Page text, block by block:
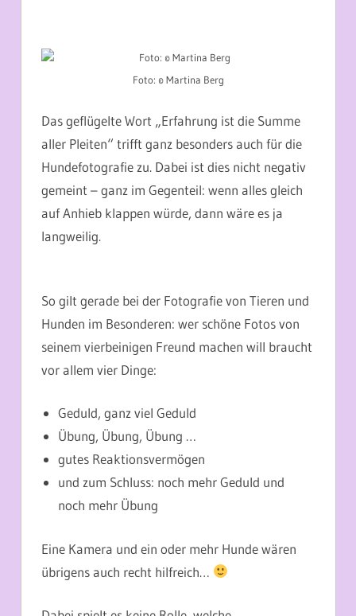
Foto: © Martina Berg
Das geflügelte Wort „Erfahrung ist die Summe
aller Pleiten“ trifft ganz besonders auch für die
Hundefotografie zu. Dabei ist dies nicht negativ
gemeint – ganz im Gegenteil: wenn alles gleich
auf Anhieb klappen würde, dann wäre es ja
langweilig.
So gilt gerade bei der Fotografie von Tieren und
Hunden im Besonderen: wer schöne Fotos von
seinem vierbeinigen Freund machen will braucht
vor allem vier Dinge:
Geduld, ganz viel Geduld
Übung, Übung, Übung …
gutes Reaktionsvermögen
und zum Schluss: noch mehr Geduld und
noch mehr Übung
Eine Kamera und ein oder mehr Hunde wären
übrigens auch recht hilfreich…